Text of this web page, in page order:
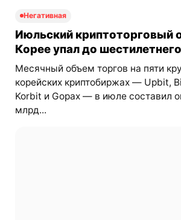
Негативная
Июльский криптоторговый
Корее упал до
Месячный объем торгов на пяти
корейских криптобиржах — Upbit,
Korbit и Gopax — в июле составил
млрд...